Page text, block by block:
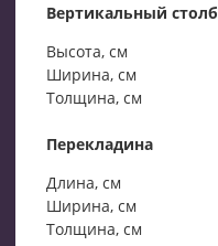
Вертикальный столб
Высота, см
Ширина, см
Толщина, см
Перекладина
Длина, см
Ширина, см
Толщина, см